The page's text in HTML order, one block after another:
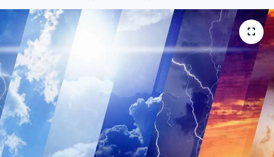
GEZİ
Güncel
Gündem
KKTC
KKTC YEREL SEÇİM 2018